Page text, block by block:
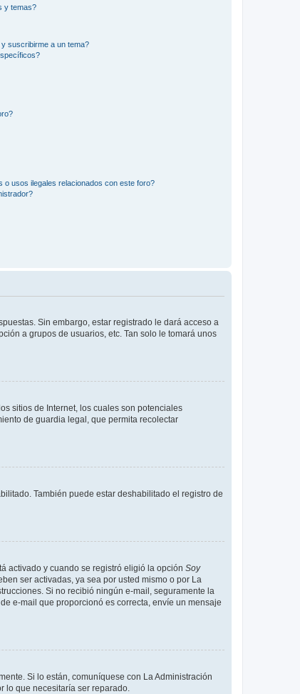
y temas?
suscribirme a un tema?
usos ilegales relacionados con este foro?
Sin embargo, estar registrado le dará acceso a
a grupos de usuarios, etc. Tan solo le tomará unos
sitios de Internet, los cuales son potenciales
de guardia legal, que permita recolectar
También puede estar deshabilitado el registro de
activado y cuando se registró eligió la opción Soy
ser activadas, ya sea por usted mismo o por La
Si no recibió ningún e-mail, seguramente la
e-mail que proporcionó es correcta, envíe un mensaje
Si lo están, comuníquese con La Administración
lo que necesitaría ser reparado.